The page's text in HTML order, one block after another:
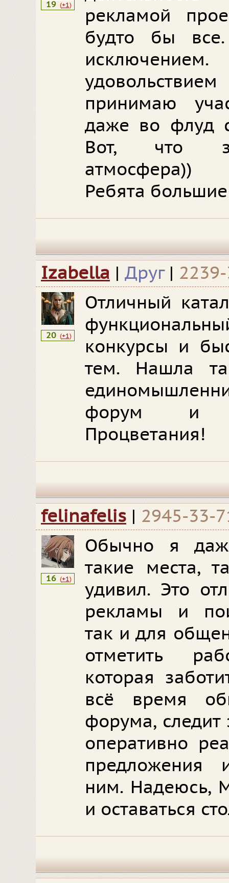
19 (+1)
рекламой
будто бы
принимаю
даже во флуд
Вот, что
атмосфера))
Ребята
Izabella | Друг|
20 (+1)
Отличный
конкурсы и
тем. Нашла
форум и
Процветания!
felinafelis | 2945-33-
16 (+1)
Обычно я
такие места,
удивил. Это
рекламы и
так и для
отметить
которая
всё время
форума, следит
оперативно
предложения
ним. Надеюсь,
и оставаться